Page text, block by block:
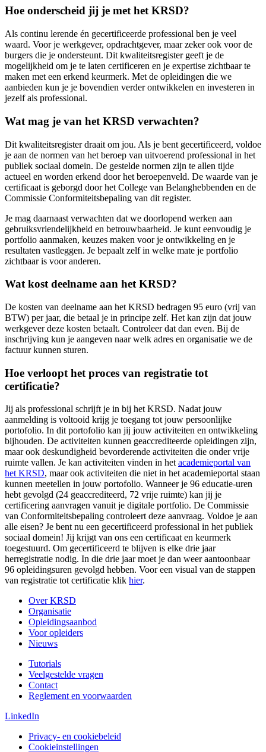
Hoe onderscheid jij je met het KRSD?
Als continu lerende én gecertificeerde professional ben je veel
waard. Voor je werkgever, opdrachtgever, maar zeker ook voor de
burgers die je ondersteunt. Dit kwaliteitsregister geeft je de
mogelijkheid om je te laten certificeren en je expertise zichtbaar te
maken met een erkend keurmerk. Met de opleidingen die we
aanbieden kun je je bovendien verder ontwikkelen en investeren in
jezelf als professional.
Wat mag je van het KRSD verwachten?
Dit kwaliteitsregister draait om jou. Als je bent gecertificeerd, voldoe
je aan de normen van het beroep van uitvoerend professional in het
publiek sociaal domein. De gestelde normen zijn te allen tijde
actueel en worden erkend door het beroepenveld. De waarde van je
certificaat is geborgd door het College van Belanghebbenden en de
Commissie Conformiteitsbepaling van dit register.
Je mag daarnaast verwachten dat we doorlopend werken aan
gebruiksvriendelijkheid en betrouwbaarheid. Je kunt eenvoudig je
portfolio aanmaken, keuzes maken voor je ontwikkeling en je
resultaten vastleggen. Je bepaalt zelf in welke mate je portfolio
zichtbaar is voor anderen.
Wat kost deelname aan het KRSD?
De kosten van deelname aan het KRSD bedragen 95 euro (vrij van
BTW) per jaar, die betaal je in principe zelf. Het kan zijn dat jouw
werkgever deze kosten betaalt. Controleer dat dan even. Bij de
inschrijving kun je aangeven naar welk adres en organisatie we de
factuur kunnen sturen.
Hoe verloopt het proces van registratie tot
certificatie?
Jij als professional schrijft je in bij het KRSD. Nadat jouw
aanmelding is voltooid krijg je toegang tot jouw persoonlijke
portofolio. In dit portofolio kan jij jouw activiteiten en ontwikkeling
bijhouden. De activiteiten kunnen geaccrediteerde opleidingen zijn,
maar ook deskundigheid bevorderende activiteiten die onder vrije
ruimte vallen. Je kan activiteiten vinden in hetacademieportal van
het KRSD, maar ook activiteiten die niet in het academieportal staan
kunnen meetellen in jouw portofolio. Wanneer je 96 educatie-uren
hebt gevolgd (24 geaccrediteerd, 72 vrije ruimte) kan jij je
certificering aanvragen vanuit je digitale portfolio. De Commissie
van Conformiteitsbepaling controleert deze aanvraag. Voldoe je aan
alle eisen? Je bent nu een gecertificeerd professional in het publiek
sociaal domein! Jij krijgt van ons een certificaat en keurmerk
toegestuurd. Om gecertificeerd te blijven is elke drie jaar
herregistratie nodig. In die drie jaar moet je dan weer aantoonbaar
96 opleidingsuren gevolgd hebben. Voor een visual van de stappen
van registratie tot certificatie klik hier.
Over KRSD
Organisatie
Opleidingsaanbod
Voor opleiders
Nieuws
Tutorials
Veelgestelde vragen
Contact
Reglement en voorwaarden
LinkedIn
Privacy- en cookiebeleid
Cookieinstellingen